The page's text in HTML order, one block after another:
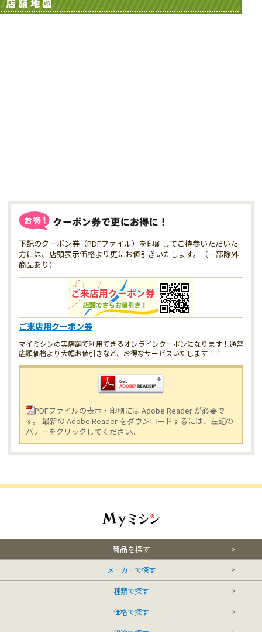
下記のクーポン券（PDFファイル）を印刷してご持参いただいた
方には、店頭表示価格より更にお値引きいたします。（一部除外
商品あり）
ご来店用クーポン券
マイミシンの実店舗で利用できるオンラインクーポンになります！通常
店頭価格より大幅お値引きなど、お得なサービスいたします！！
PDFファイルの表示・印刷には Adobe Reader が必要で
す。 最新の Adobe Reader をダウンロードするには、左記の
バナーをクリックしてください。
商品を探す
メーカーで探す
種類で探す
価格で探す